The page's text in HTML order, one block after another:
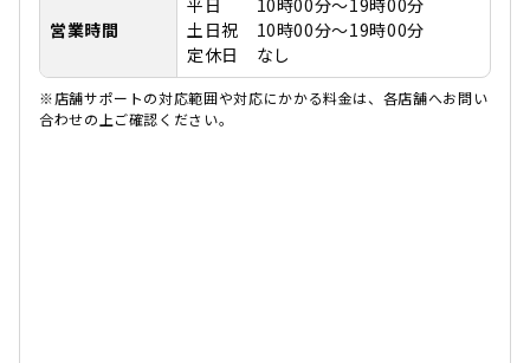
営業時間
平日 10時00分～19時00分
土日祝 10時00分～19時00分
定休日 なし
※店舗サポートの対応範囲や対応にかかる料金は、各店舗へお問い
合わせの上ご確認ください。